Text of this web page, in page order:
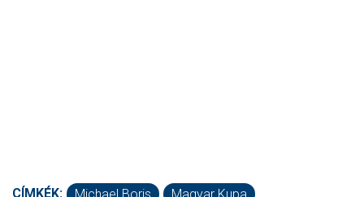
CÍMKÉK: Michael Boris
Magyar Kupa